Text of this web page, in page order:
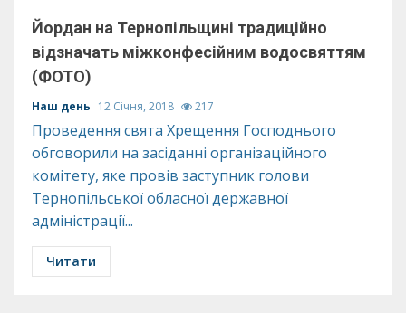
Йордан на Тернопільщині традиційно
відзначать міжконфесійним водосвяттям
(ФОТО)
Наш день 12 Січня, 2018 217
Проведення свята Хрещення Господнього
обговорили на засіданні організаційного
комітету, яке провів заступник голови
Тернопільської обласної державної
адміністрації...
Читати